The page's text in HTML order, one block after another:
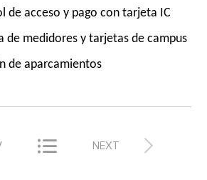
de acceso y pago con tarjeta IC
de medidores y tarjetas de campus
de aparcamientos
 
NEXT